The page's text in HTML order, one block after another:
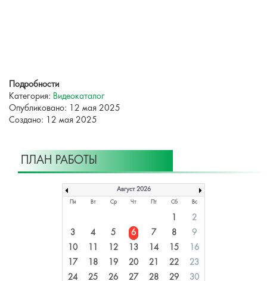
Подробности
Категория: Видеокаталог
Опубликовано: 12 мая 2025
Создано: 12 мая 2025
ПЛАН РАБОТЫ
Август 2026
Пн Вт Ср Чт Пт Сб Вс
1
2
3
4 5 6 7 8
9
10
11 12 13 14 15
16
17
18 19 20 21 22
23
24
25 26 27 28 29 30